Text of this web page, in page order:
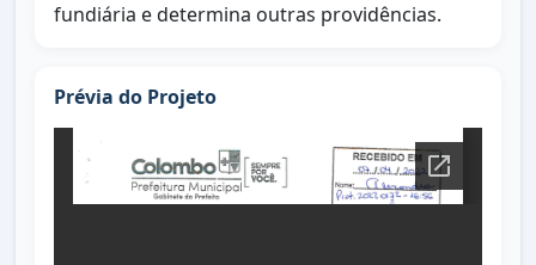
fundiária e determina outras providências.
Prévia do Projeto